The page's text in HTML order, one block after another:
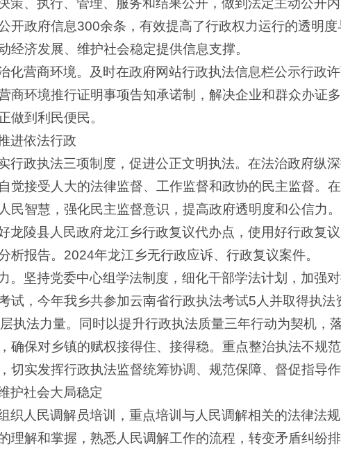
策、执行、管理、服务和结果公开，做到法定主动公开
开政府信息300余条，有效提高了行政权力运行的透明度
济发展、维护社会稳定提供信息支撑。
化营商环境。及时在政府网站行政执法信息栏公示行政
商环境推行证明事项告知承诺制，解决企业和群众办证
做到利民便民。
进依法行政
行政执法三项制度，促进公正文明执法。在法治政府纵深
觉接受人大的法律监督、工作监督和政协的民主监督。
民智慧，强化民主监督意识，提高政府透明度和公信力。
龙陵县人民政府龙江乡行政复议代办点，使用好行政复
析报告。2024年龙江乡无行政应诉、行政复议案件。
。坚持党委中心组学法制度，细化干部学法计划，加强
试，今年我乡共参加云南省行政执法考试5人并取得执法
执法力量。同时以提升行政执法质量三年行动为契机，
确保对乡镇的赋权接得住、接得稳。重点整治执法不规
切实发挥行政执法监督统筹协调、规范保障、督促指导作
护社会大局稳定
织人民调解员培训，重点培训与人民调解相关的法律法
理解和掌握，熟悉人民调解工作的流程，转变矛盾纠纷